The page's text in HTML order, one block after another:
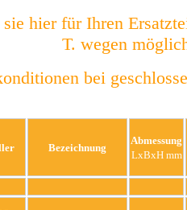
hier für Ihren
T. wegen
bei
Bezeichnung
Abmessung
LxBxH mm